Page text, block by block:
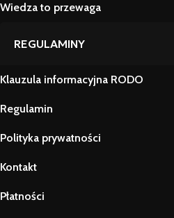
Wiedza to przewaga
REGULAMINY
Klauzula informacyjna RODO
Regulamin
Polityka prywatności
Kontakt
Płatności